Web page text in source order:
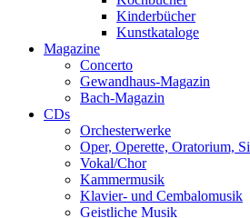
Kinderbücher
Kunstkataloge
Magazine
Concerto
Gewandhaus-Magazin
Bach-Magazin
CDs
Orchesterwerke
Oper, Operette, Oratorium,
Vokal/Chor
Kammermusik
Klavier- und Cembalomusik
Geistliche Musik